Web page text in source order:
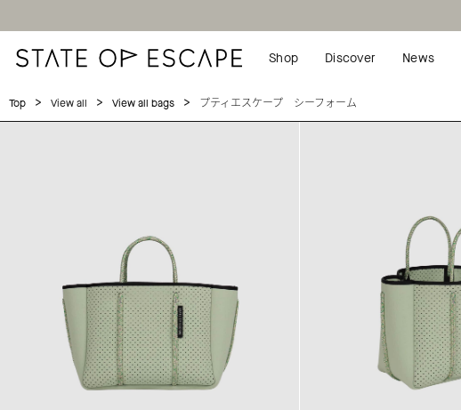
Shop Discover News
Top > View all > View all bags > プティエスケープ シーフォーム